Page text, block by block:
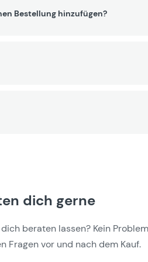
Bestellung hinzufügen?
dich gerne
beraten lassen? Kein
Fragen vor und nach dem Kauf.